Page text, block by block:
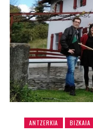
ANTZERKIA BIZKAIA